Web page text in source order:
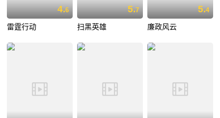
4.6
雷霆行动
5.7
扫黑英雄
5.4
廉政风云